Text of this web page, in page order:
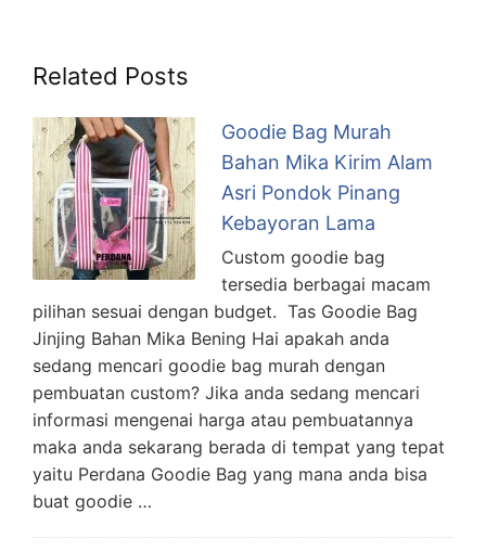
Related Posts
Goodie Bag Murah
Bahan Mika Kirim Alam
Asri Pondok Pinang
Kebayoran Lama
Custom goodie bag
tersedia berbagai macam
pilihan sesuai dengan budget. Tas Goodie Bag
Jinjing Bahan Mika Bening Hai apakah anda
sedang mencari goodie bag murah dengan
pembuatan custom? Jika anda sedang mencari
informasi mengenai harga atau pembuatannya
maka anda sekarang berada di tempat yang tepat
yaitu Perdana Goodie Bag yang mana anda bisa
buat goodie …